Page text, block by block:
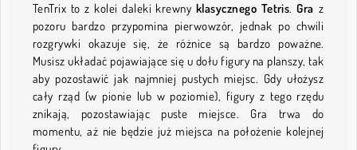
TenTrix to z kolei daleki krewny klasycznego Tetris.Gra z
pozoru bardzo przypomina pierwowzór, jednak po chwili
rozgrywki okazuje się, że różnice są bardzo poważne.
Musisz układać pojawiające się u dołu figury na planszy, tak
aby pozostawić jak najmniej pustych miejsc. Gdy ułożysz
cały rząd (w pionie lub w poziomie), figury z tego rzędu
znikają, pozostawiając puste miejsce. Gra trwa do
momentu, aż nie będzie już miejsca na położenie kolejnej